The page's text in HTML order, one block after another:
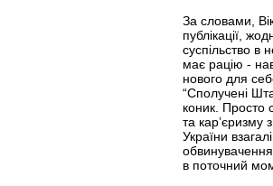
За словами,
публікації,
суспільство в
має рацію -
нового для
“Сполучені
коник. Просто
та кар’єризму
України
обвинувачення
в поточний